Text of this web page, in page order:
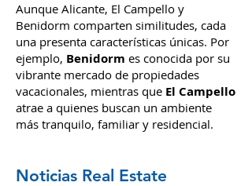
Aunque Alicante, El Campello y
Benidorm comparten similitudes, cada
una presenta características únicas. Por
ejemplo, Benidorm es conocida por su
vibrante mercado de propiedades
vacacionales, mientras que El Campello
atrae a quienes buscan un ambiente
más tranquilo, familiar y residencial.
Noticias Real Estate